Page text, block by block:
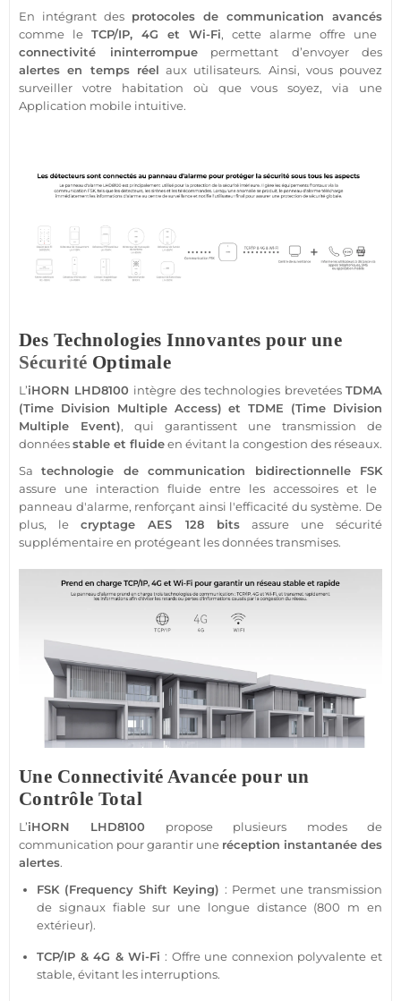
En intégrant des protocoles de communication avancés
comme le TCP/IP, 4G et Wi-Fi, cette alarme offre une
connectivité ininterrompuepermettant d’envoyer des
alertes en temps réel aux utilisateurs. Ainsi, vous pouvez
surveiller votre habitation où que vous soyez, via une
Application mobile intuitive.
Des Technologies Innovantes pour une
Sécurité Optimale
L’iHORN LHD8100 intègre des technologies brevetéesTDMA
(Time Division Multiple Access) et TDME (Time Division
Multiple Event), qui garantissent une transmission de
donnéesstable et fluideen évitant la congestion des réseaux.
Satechnologie de communication bidirectionnelle FSK
assure une interaction fluide entre les accessoires et le
panneau d'alarme, renforçant ainsi l'efficacité dusystème. De
plus, lecryptage AES 128 bitsassure une sécurité
supplémentaire en protégeant les données transmises.
Une Connectivité Avancée pour un
Contrôle Total
L’iHORN LHD8100 propose plusieurs modes de
communication pour garantir une réception instantanée des
alertes.
FSK (Frequency Shift Keying) : Permet unetransmission
de signaux fiablesur une longue distance (800 m en
extérieur).
TCP/IP &4G & Wi-Fi : Offre une connexion polyvalente et
stable, évitant les interruptions.